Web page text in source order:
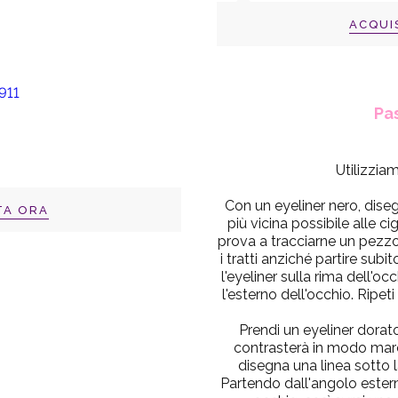
ORA Con un eyeliner nero,
più vicina possibile alle
prova a tracciarne un
i tratti anziché partire
l'eyeliner sulla rima
l'esterno dell'occhio.
Prendi un eyeliner
contrasterà in modo
disegna una linea sotto
Partendo dall'angolo